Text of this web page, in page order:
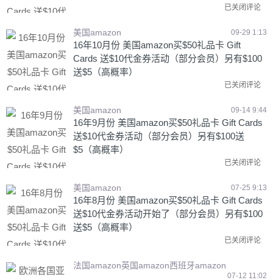
已关闭评论
美国amazon 09-29 1:13
16年10月份 美国amazon买$50礼品卡 Gift
Cards 送$10代金券活动（部分会员）另有$100
送$5（高概率）
已关闭评论
美国amazon 09-14 9:44
16年9月份 美国amazon买$50礼品卡 Gift Cards
送$10代金券活动（部分会员）另有$100送
$5（高概率）
已关闭评论
美国amazon 07-25 9:13
16年8月份 美国amazon买$50礼品卡 Gift Cards
送$10代金券活动开始了（部分会员）另有$100
送$5（高概率）
已关闭评论
法国amazon英国amazon西班牙amazon
07-12 11:02